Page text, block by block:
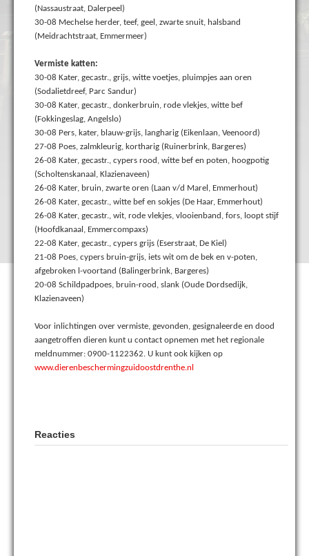
(Nassaustraat, Dalerpeel)
30-08 Mechelse herder, teef, geel, zwarte snuit, halsband
(Meidrachtstraat, Emmermeer)
Vermiste katten:
30-08 Kater, gecastr., grijs, witte voetjes, pluimpjes aan oren
(Sodalietdreef, Parc Sandur)
30-08 Kater, gecastr., donkerbruin, rode vlekjes, witte bef
(Fokkingeslag, Angelslo)
30-08 Pers, kater, blauw-grijs, langharig (Eikenlaan, Veenoord)
27-08 Poes, zalmkleurig, kortharig (Ruinerbrink, Bargeres)
26-08 Kater, gecastr., cypers rood, witte bef en poten, hoogpotig
(Scholtenskanaal, Klazienaveen)
26-08 Kater, bruin, zwarte oren (Laan v/d Marel, Emmerhout)
26-08 Kater, gecastr., witte bef en sokjes (De Haar, Emmerhout)
26-08 Kater, gecastr., wit, rode vlekjes, vlooienband, fors, loopt stijf
(Hoofdkanaal, Emmercompaxs)
22-08 Kater, gecastr., cypers grijs (Eserstraat, De Kiel)
21-08 Poes, cypers bruin-grijs, iets wit om de bek en v-poten,
afgebroken l-voortand (Balingerbrink, Bargeres)
20-08 Schildpadpoes, bruin-rood, slank (Oude Dordsedijk,
Klazienaveen)
Voor inlichtingen over vermiste, gevonden, gesignaleerde en dood
aangetroffen dieren kunt u contact opnemen met het regionale
meldnummer: 0900-1122362. U kunt ook kijken op
www.dierenbeschermingzuidoostdrenthe.nl
Reacties